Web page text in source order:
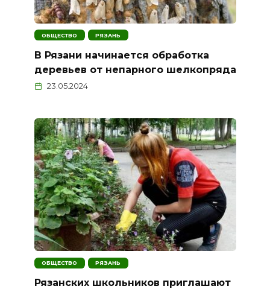
ОБЩЕСТВО РЯЗАНЬ
В Рязани начинается обработка
деревьев от непарного шелкопряда
23.05.2024
ОБЩЕСТВО РЯЗАНЬ
Рязанских школьников приглашают